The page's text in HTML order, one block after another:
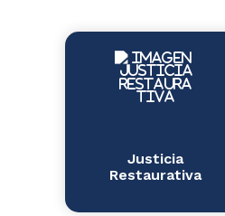
Justicia
Restaurativa